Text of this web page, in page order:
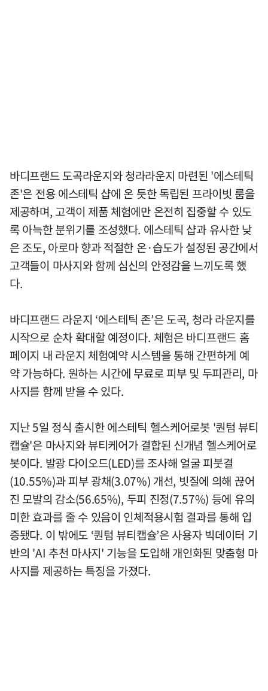
바디프랜드 도곡라운지와 청라라운지 마련된 '에스테틱
존'은 전용 에스테틱 샵에 온 듯한 독립된 프라이빗 룸을
제공하며, 고객이 제품 체험에만 온전히 집중할 수 있도
록 아늑한 분위기를 조성했다. 에스테틱 샵과 유사한 낮
은 조도, 아로마 향과 적절한 온·습도가 설정된 공간에서
고객들이 마사지와 함께 심신의 안정감을 느끼도록 했
다.
바디프랜드 라운지 ‘에스테틱 존’은 도곡, 청라 라운지를
시작으로 순차 확대할 예정이다. 체험은 바디프랜드 홈
페이지 내 라운지 체험예약 시스템을 통해 간편하게 예
약 가능하다. 원하는 시간에 무료로 피부 및 두피관리, 마
사지를 함께 받을 수 있다.
지난 5일 정식 출시한 에스테틱 헬스케어로봇 '퀀텀 뷰티
캡슐'은 마사지와 뷰티케어가 결합된 신개념 헬스케어로
봇이다. 발광 다이오드(LED)를 조사해 얼굴 피붓결
(10.55%)과 피부 광채(3.07%) 개선, 빗질에 의해 끊어
진 모발의 감소(56.65%), 두피 진정(7.57%) 등에 유의
미한 효과를 줄 수 있음이 인체적용시험 결과를 통해 입
증됐다. 이 밖에도 ‘퀀텀 뷰티캡슐’은 사용자 빅데이터 기
반의 'AI 추천 마사지' 기능을 도입해 개인화된 맞춤형 마
사지를 제공하는 특징을 가졌다.